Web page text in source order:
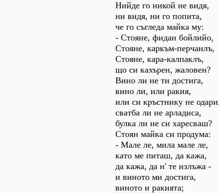
Нийде го никой не видя,
ни видя, ни го попита,
че го съгледа майка му:
- Стояне, фидан бойлийо,
Стояне, каркъм-перчанлъ,
Стояне, кара-калпаклъ,
що си кахърен, жаловен?
Вино ли не ти достига,
вино ли, или ракия,
или си кръстнику не
сватба ли не арладиса,
булка ли не си харесваш?
Стоян майка си продума:
- Мале ле, мила мале ле,
като ме питаш, да кажа,
да кажа, да н' те излъжа -
и виното ми достига,
виното и ракията;